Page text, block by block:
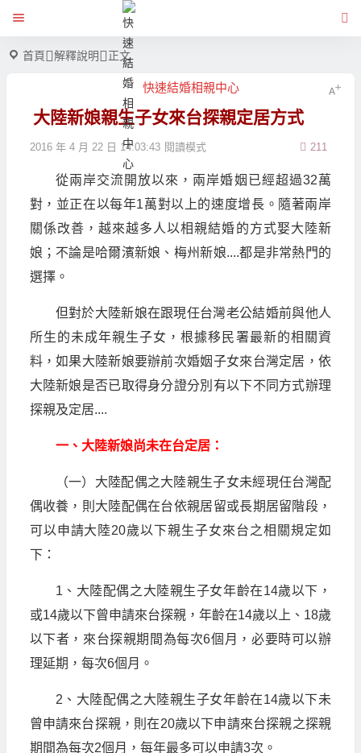
快速結婚相親中心
首頁 解釋說明 正文
大陸新娘親生子女來台探親定居方式
2016 年 4 月 22 日 14:03:43 211
閱讀模式
從兩岸交流開放以來，兩岸婚姻已經超過32萬
對，並正在以每年1萬對以上的速度增長。隨著兩岸
關係改善，越來越多人以相親結婚的方式娶大陸新
娘；不論是哈爾濱新娘、梅州新娘....都是非常熱門的
選擇。
但對於大陸新娘在跟現任台灣老公結婚前與他人
所生的未成年親生子女，根據移民署最新的相關資
料，如果大陸新娘要辦前次婚姻子女來台灣定居，依
大陸新娘是否已取得身分證分別有以下不同方式辦理
探親及定居....
一、大陸新娘尚未在台定居：
（一）大陸配偶之大陸親生子女未經現任台灣配
偶收養，則大陸配偶在台依親居留或長期居留階段，
可以申請大陸20歲以下親生子女來台之相關規定如
下：
1、大陸配偶之大陸親生子女年齡在14歲以下，
或14歲以下曾申請來台探親，年齡在14歲以上、18歲
以下者，來台探親期間為每次6個月，必要時可以辦
理延期，每次6個月。
2、大陸配偶之大陸親生子女年齡在14歲以下未
曾申請來台探親，則在20歲以下申請來台探親之探親
期間為每次2個月，每年最多可以申請3次。